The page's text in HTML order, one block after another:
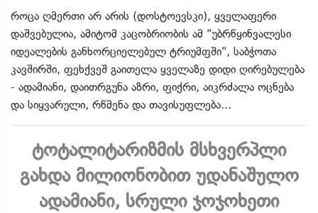
როცა ღმერთი არ არის (დოსტოევსკი), ყველაფერი
დაშვებულია, ამიტომ კაცობრიობის ამ "უბრწყინვალესი
იდეალების განხორციელებულ ტრიუმფში", საბჭოთა
კავშირში, ფეხქვეშ გაითელა ყველაზე დიდი ღირებულება
- ადამიანი, დაითრგუნა აზრი, ფიქრი, აიკრძალა ოცნება
და სიყვარული, რწმენა და თავისუფლება...
ტოტალიტარიზმის მსხვერპლი
გახდა მილიონობით უდანაშულო
ადამიანი, სრული ჯოჯოხეთი